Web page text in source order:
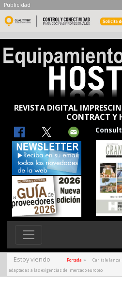
Publicidad
REVISTA DIGITAL
CONTRACT Y
Estoy viendo Portada »
Carlisle lanza
adaptadas a las exigencias del mercado europeo